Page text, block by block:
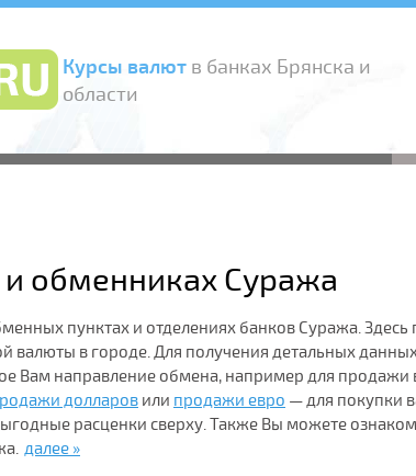
Курсы валютв банках Брянска и
области
и обменниках Суража
пунктах и отделениях банков Суража.
в городе. Для получения детальных
Вам направление обмена, например для
долларов или продажи евро — для покупки
расценки сверху. Также Вы можете
далее »